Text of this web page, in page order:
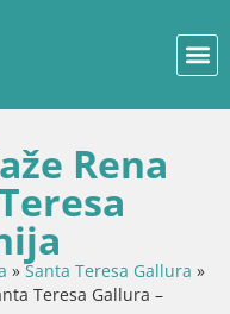
Rena
»Santa Teresa Gallura »
Teresa Gallura –